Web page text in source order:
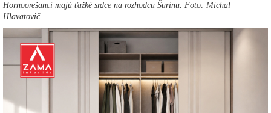
Hornoorešanci majú ťažké srdce na rozhodcu Šurinu. Foto: Michal
Hlavatovič